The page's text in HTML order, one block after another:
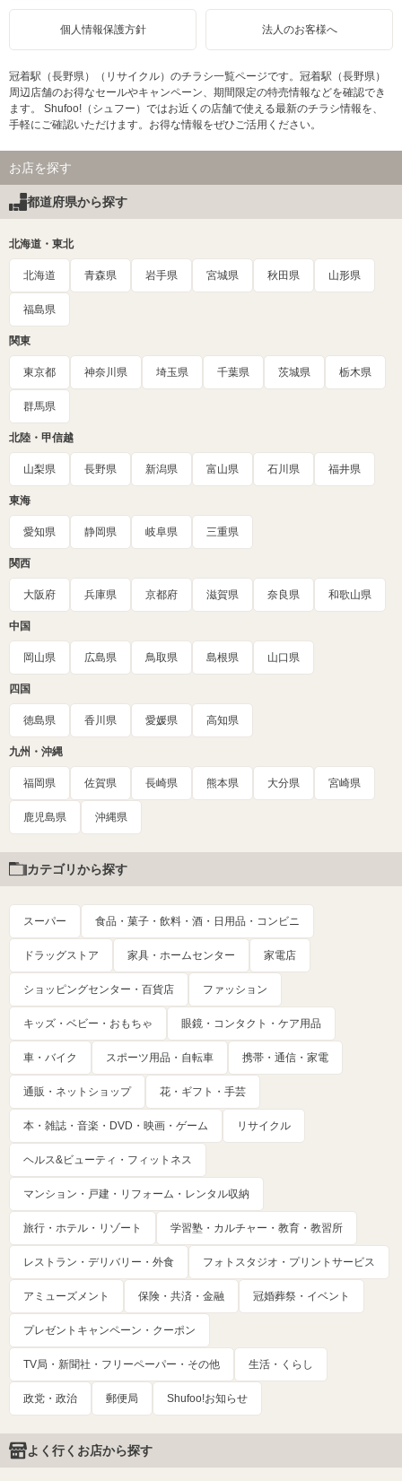
個人情報保護方針 法人のお客様へ
冠着駅（長野県）（リサイクル）のチラシ一覧ページです。冠着駅（長野県）
周辺店舗のお得なセールやキャンペーン、期間限定の特売情報などを確認でき
ます。 Shufoo!（シュフー）ではお近くの店舗で使える最新のチラシ情報を、
手軽にご確認いただけます。お得な情報をぜひご活用ください。
お店を探す
都道府県から探す
北海道・東北
北海道 青森県 岩手県 宮城県 秋田県 山形県
福島県
関東
東京都 神奈川県 埼玉県 千葉県 茨城県 栃木県
群馬県
北陸・甲信越
山梨県 長野県 新潟県 富山県 石川県 福井県
東海
愛知県 静岡県 岐阜県 三重県
関西
大阪府 兵庫県 京都府 滋賀県 奈良県 和歌山県
中国
岡山県 広島県 鳥取県 島根県 山口県
四国
徳島県 香川県 愛媛県 高知県
九州・沖縄
福岡県 佐賀県 長崎県 熊本県 大分県 宮崎県
鹿児島県 沖縄県
カテゴリから探す
スーパー 食品・菓子・飲料・酒・日用品・コンビニ
ドラッグストア 家具・ホームセンター 家電店
ショッピングセンター・百貨店 ファッション
キッズ・ベビー・おもちゃ 眼鏡・コンタクト・ケア用品
車・バイク スポーツ用品・自転車 携帯・通信・家電
通販・ネットショップ 花・ギフト・手芸
本・雑誌・音楽・DVD・映画・ゲーム リサイクル
ヘルス&ビューティ・フィットネス
マンション・戸建・リフォーム・レンタル収納
旅行・ホテル・リゾート 学習塾・カルチャー・教育・教習所
レストラン・デリバリー・外食 フォトスタジオ・プリントサービス
アミューズメント 保険・共済・金融 冠婚葬祭・イベント
プレゼントキャンペーン・クーポン
TV局・新聞社・フリーペーパー・その他 生活・くらし
政党・政治 郵便局 Shufoo!お知らせ
よく行くお店から探す